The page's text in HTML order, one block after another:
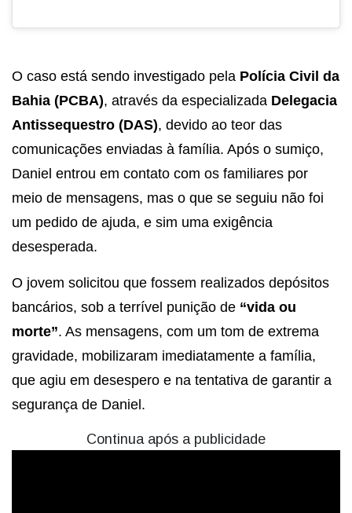
O caso está sendo investigado pela Polícia Civil da
Bahia (PCBA), através da especializada Delegacia
Antissequestro (DAS), devido ao teor das
comunicações enviadas à família. Após o sumiço,
Daniel entrou em contato com os familiares por
meio de mensagens, mas o que se seguiu não foi
um pedido de ajuda, e sim uma exigência
desesperada.
O jovem solicitou que fossem realizados depósitos
bancários, sob a terrível punição de “vida ou
morte”. As mensagens, com um tom de extrema
gravidade, mobilizaram imediatamente a família,
que agiu em desespero e na tentativa de garantir a
segurança de Daniel.
Continua após a publicidade